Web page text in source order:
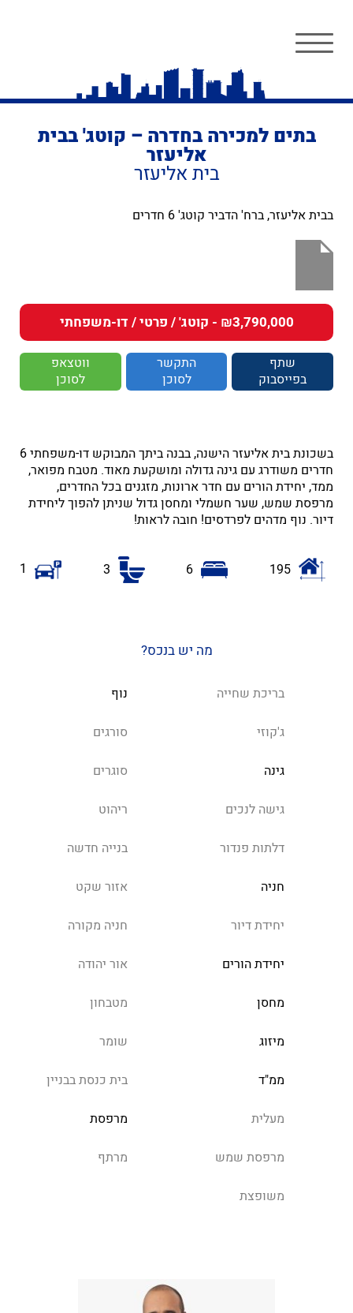
בתים למכירה בחדרה – קוטג' בבית
אליעזר
בית אליעזר
בבית אליעזר, ברח' הדביר קוטג' 6 חדרים
₪3,790,000 - קוטג' / פרטי / דו-משפחתי
שתף
בפייסבוק
התקשר
לסוכן
ווטצאפ
לסוכן
בשכונת בית אליעזר הישנה, בבנה ביתך המבוקש דו-משפחתי 6
חדרים משודרג עם גינה גדולה ומושקעת מאוד. מטבח מפואר,
ממד, יחידת הורים עם חדר ארונות, מזגנים בכל החדרים,
מרפסת שמש, שער חשמלי ומחסן גדול שניתן להפוך ליחידת
דיור. נוף מדהים לפרדסים! חובה לראות!
195
6
3
1
מה יש בנכס?
בריכת שחייה נוף
ג'קוזי סורגים
גינה סוגרים
גישה לנכים ריהוט
דלתות פנדור בנייה חדשה
חניה אזור שקט
יחידת דיור חניה מקורה
יחידת הורים אור יהודה
מחסן מטבחון
מיזוג שומר
ממ"ד בית כנסת בבניין
מעלית מרפסת
מרפסת שמש מרתף
משופצת